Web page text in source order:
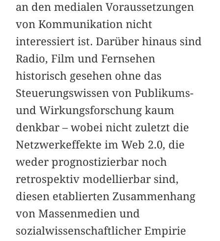
an den medialen Voraussetzungen
von Kommunikation nicht
interessiert ist. Darüber hinaus sind
Radio, Film und Fernsehen
historisch gesehen ohne das
Steuerungswissen von Publikums-
und Wirkungsforschung kaum
denkbar – wobei nicht zuletzt die
Netzwerkeffekte im Web 2.0, die
weder prognostizierbar noch
retrospektiv modellierbar sind,
diesen etablierten Zusammenhang
von Massenmedien und
sozialwissenschaftlicher Empirie